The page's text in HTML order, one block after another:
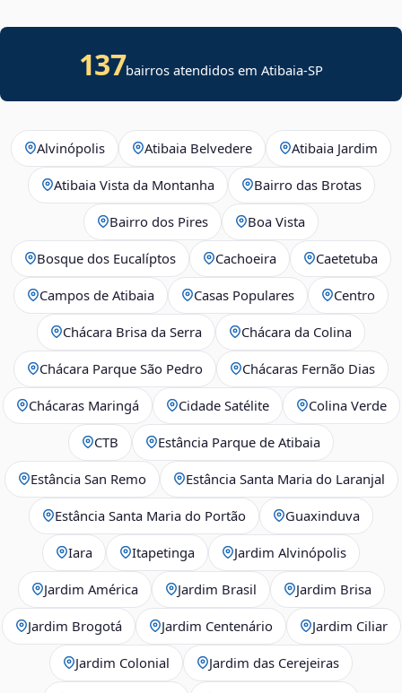
137bairros atendidos em Atibaia-SP
Alvinópolis Atibaia Belvedere Atibaia Jardim
Atibaia Vista da Montanha Bairro das Brotas
Bairro dos Pires Boa Vista
Bosque dos Eucalíptos Cachoeira Caetetuba
Campos de Atibaia Casas Populares Centro
Chácara Brisa da Serra Chácara da Colina
Chácara Parque São Pedro Chácaras Fernão Dias
Chácaras Maringá Cidade Satélite Colina Verde
CTB Estância Parque de Atibaia
Estância San Remo Estância Santa Maria do Laranjal
Estância Santa Maria do Portão Guaxinduva
Iara Itapetinga Jardim Alvinópolis
Jardim América Jardim Brasil Jardim Brisa
Jardim Brogotá Jardim Centenário Jardim Ciliar
Jardim Colonial Jardim das Cerejeiras